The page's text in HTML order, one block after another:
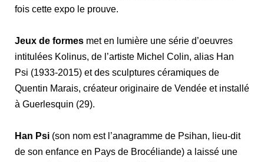
fois cette expo le prouve.
Jeux de formes met en lumière une série d’oeuvres
intitulées Kolinus, de l’artiste Michel Colin, alias Han
Psi (1933-2015) et des sculptures céramiques de
Quentin Marais, créateur originaire de Vendée et installé
à Guerlesquin (29).
Han Psi (son nom est l’anagramme de Psihan, lieu-dit
de son enfance en Pays de Brocéliande) a laissé une